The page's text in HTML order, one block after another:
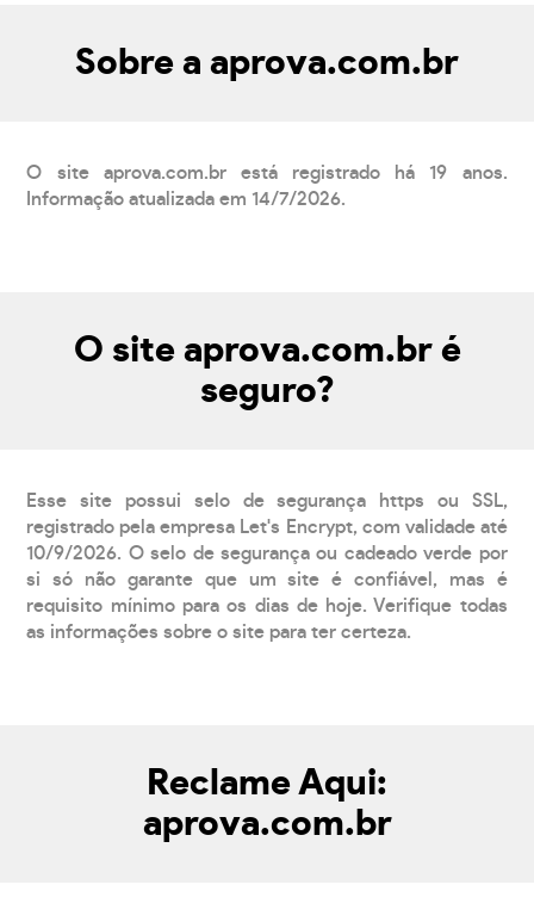
Sobre a aprova.com.br
O site aprova.com.br está registrado há 19 anos.
Informação atualizada em 14/7/2026.
O site aprova.com.br é
seguro?
Esse site possui selo de segurança https ou SSL,
registrado pela empresa Let's Encrypt, com validade até
10/9/2026. O selo de segurança ou cadeado verde por
si só não garante que um site é confiável, mas é
requisito mínimo para os dias de hoje. Verifique todas
as informações sobre o site para ter certeza.
Reclame Aqui:
aprova.com.br